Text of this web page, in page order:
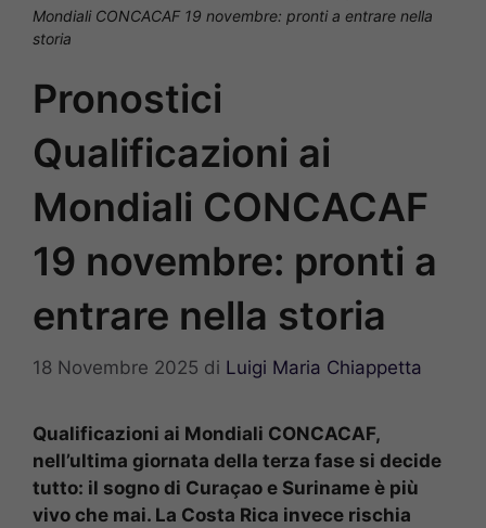
Mondiali CONCACAF 19 novembre: pronti a entrare nella
storia
Pronostici
Qualificazioni ai
Mondiali CONCACAF
19 novembre: pronti a
entrare nella storia
18 Novembre 2025 di Luigi Maria Chiappetta
Qualificazioni ai Mondiali CONCACAF,
nell’ultima giornata della terza fase si decide
tutto: il sogno di Curaçao e Suriname è più
vivo che mai. La Costa Rica invece rischia